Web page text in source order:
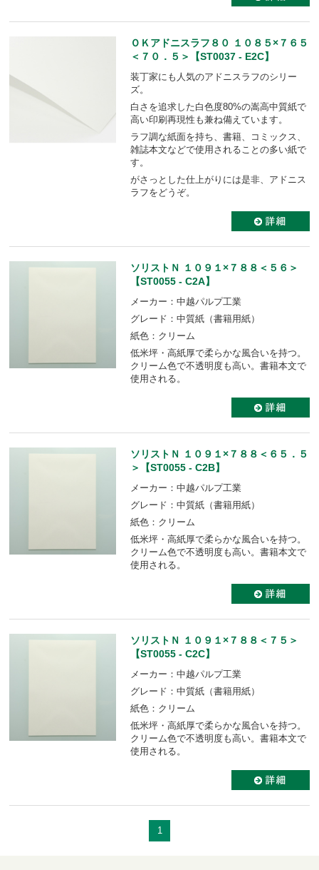
ＯＫアドニスラフ８０ １０８５×７６５
＜７０．５＞【ST0037 - E2C】
装丁家にも人気のアドニスラフのシリー
ズ。
白さを追求した白色度80%の嵩高中質紙で
高い印刷再現性も兼ね備えています。
ラフ調な紙面を持ち、書籍、コミックス、
雑誌本文などで使用されることの多い紙で
す。
がさっとした仕上がりには是非、アドニス
ラフをどうぞ。
ソリストＮ １０９１×７８８＜５６＞
【ST0055 - C2A】
メーカー：中越パルプ工業
グレード：中質紙（書籍用紙）
紙色：クリーム
低米坪・高紙厚で柔らかな風合いを持つ。
クリーム色で不透明度も高い。書籍本文で
使用される。
ソリストＮ １０９１×７８８＜６５．５
＞【ST0055 - C2B】
メーカー：中越パルプ工業
グレード：中質紙（書籍用紙）
紙色：クリーム
低米坪・高紙厚で柔らかな風合いを持つ。
クリーム色で不透明度も高い。書籍本文で
使用される。
ソリストＮ １０９１×７８８＜７５＞
【ST0055 - C2C】
メーカー：中越パルプ工業
グレード：中質紙（書籍用紙）
紙色：クリーム
低米坪・高紙厚で柔らかな風合いを持つ。
クリーム色で不透明度も高い。書籍本文で
使用される。
1